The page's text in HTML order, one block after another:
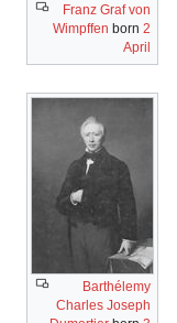
Franz Graf von
Wimpffen born 2
April
Barthélemy
Charles Joseph